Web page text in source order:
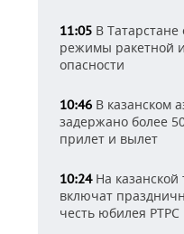
11:05 В
режимы ракетной
опасности
10:46 В казанском
задержано более
прилет и вылет
10:24На казанской
включат
честь юбилея РТРС